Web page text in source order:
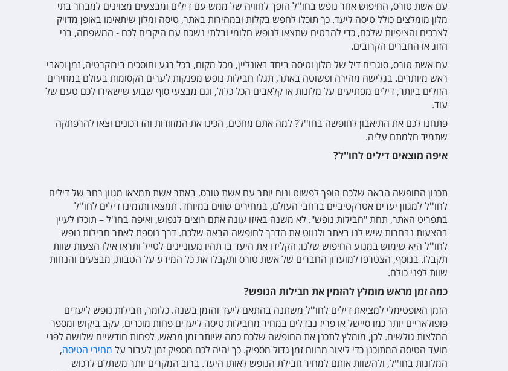
עם אשת טורס, החיפוש אחר נופש בחו''ל הופך לחוויה של ממש עם דילים ומבצעים מצוינים למבחר בתי
מלון מומלצים כולל טיסה ליעד. כך תוכלו לחפש בקלות ובמהירות באתר, טיסה ומלון שיתאימו באופן מדויק
לצרכים והציפיות שלכם, כדי להבטיח שתצאו לנופש חלומי ובלתי נשכח עם היקרים לכם - המשפחה, בני
הזוג או החברים הקרובים.
עם אשת טורס, סוגרים דיל של מלון וטיסה ביחד באונליין, מכל מקום, בכל רגע וחוסכים בירוקרטיה, זמן וכאבי
ראש מיותרים. בגלישה מהירה ופשוטה באתר, תגלו חבילות נופש מפנקות לערים הקסומות בעולם במחירים
הזולים ביותר, דילים מפתיעים על מלונות או קלאבים הכל כלול, וגם מבצעי סוף שבוע שישאירו לכם טעם של
עוד.
פתחנו לכם את התיאבון לחופשה בחו''ל? למה אתם מחכים, הכינו את המזוודות והדרכונים וצאו להרפתקה
שתמיד חלמתם עליה.
איפה מוצאים דילים לחו''ל?
תכנון החופשה הבאה שלכם הופך לפשוט ונוח יותר עם אשת טורס. באתר אשת תמצאו מגוון רחב של דילים
לחו''ל למגוון יעדים אטרקטיביים ברחבי העולם, במחירים שווים במיוחד. תמצאו ותזמינו דילים לחו''ל
בתפריט האתר, תחת "חבילות נופש". לא משנה באיזו עונה אתם רוצים לנפוש, ואיפה בחו"ל – תוכלו לעיין
בהצעות נבחרות שיש לנו באתר ולנווט את הדרך לחופשה הבאה שלכם. דרך נוספת לאתר חבילות נופש
לחו''ל היא שימוש במנוע החיפוש שלנו: הקלידו את היעד בו תהיו מעוניינים לטייל ותראו אילו הצעות שוות
תקבלו. בנוסף, הצטרפו למועדון החברים של אשת טורס ותקבלו את כל המידע על הטבות, מבצעים והנחות
שוות לפני כולם.
כמה זמן מראש מומלץ להזמין את חבילות הנופש?
הזמן האופטימלי למציאת דילים לחו''ל משתנה בהתאם ליעד והזמן בשנה. כלומר, חבילות נופש ליעדים
פופולאריים יותר כמו סיישל או פריז נבדלים במחיר מחבילות טיסה ליעדים פחות מוכרים, עקב ביקוש ומספר
המלצות גולשים. לכן, מומלץ לתכנן את החופשה שלכם כמה שיותר זמן מראש, לפחות חודשיים שלושה לפני
מועד הטיסה המתוכנן כדי ליצור מרווח זמן גדול מספיק. כך יהיה לכם מספיק זמן לעבור על מחירי הטיסה,
המלונות בחו''ל, ולהשוות אותם למחיר חבילת הנופש לאותו היעד. ברוב המקרים יותר משתלם לרכוש